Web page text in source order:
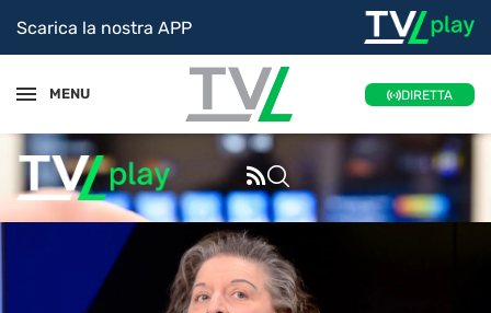
Scarica la nostra APP
MENU DIRETTA